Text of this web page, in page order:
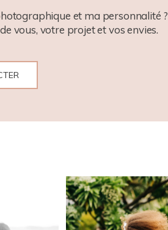
et ma personnalité ?
vous, votre projet et vos envies.